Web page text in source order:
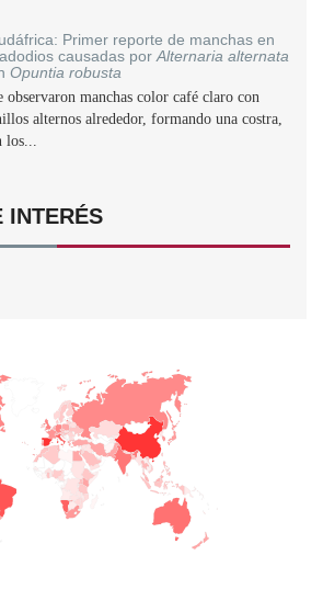
Primer reporte de manchas en
causadas por Alternaria alternata
Opuntia robusta
observaron manchas color café claro con
alternos alrededor, formando una costra,
los...
INTERÉS